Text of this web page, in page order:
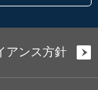
アンス方針